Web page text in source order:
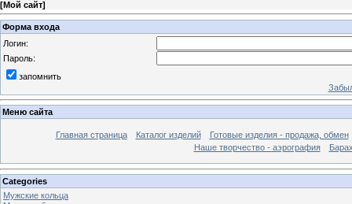
[Мой сайт]
Форма входа
Логин:
Пароль:
запомнить
Меню сайта
Главная страница Каталог изделий
Готовые изделия - продажа, обмен
Наше творчество - аэрография
Categories
Мужские кольца